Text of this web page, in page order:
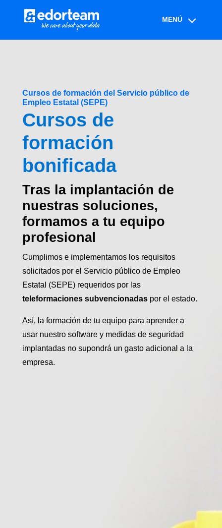
Cursos de formación del Servicio público de
Empleo Estatal (SEPE)
Cursos de
formación
bonificada
Tras la implantación de
nuestras soluciones,
formamos a tu equipo
profesional
Cumplimos e implementamos los requisitos
solicitados por el Servicio público de Empleo
Estatal (SEPE) requeridos por las
teleformaciones subvencionadaspor el estado.
Así, la formación de tu equipo para aprender a
usar nuestro software y medidas de seguridad
implantadas no supondrá un gasto adicional a la
empresa.